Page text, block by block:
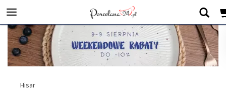
Hisar